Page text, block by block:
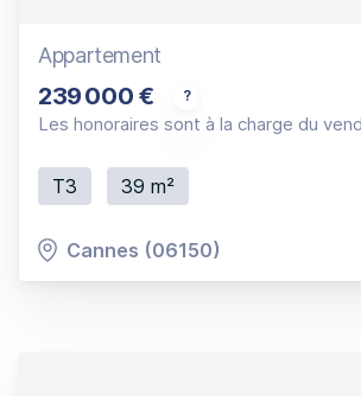
Appartement
239 000 € Joli 3P traversant
Les honoraires sont à la charge du
T3 39 m²
Cannes (06150)